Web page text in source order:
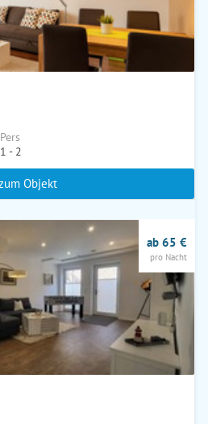
Pers
1 - 2
Objekt
ab 65 €
pro Nacht